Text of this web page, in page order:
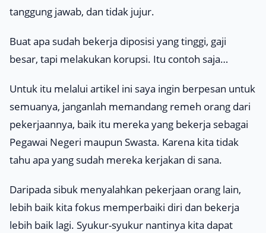
tanggung jawab, dan tidak jujur.
Buat apa sudah bekerja diposisi yang tinggi, gaji
besar, tapi melakukan korupsi. Itu contoh saja…
Untuk itu melalui artikel ini saya ingin berpesan untuk
semuanya, janganlah memandang remeh orang dari
pekerjaannya, baik itu mereka yang bekerja sebagai
Pegawai Negeri maupun Swasta. Karena kita tidak
tahu apa yang sudah mereka kerjakan di sana.
Daripada sibuk menyalahkan pekerjaan orang lain,
lebih baik kita fokus memperbaiki diri dan bekerja
lebih baik lagi. Syukur-syukur nantinya kita dapat